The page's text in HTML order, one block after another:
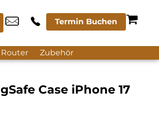
Termin Buchen
Zubehör
Case iPhone 17